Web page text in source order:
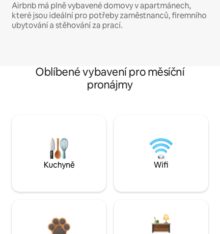
Airbnb má plně vybavené domovy v apartmánech,
které jsou ideální pro potřeby zaměstnanců, firemního
ubytování a stěhování za prací.
Oblíbené vybavení pro měsíční
pronájmy
Kuchyně Wifi